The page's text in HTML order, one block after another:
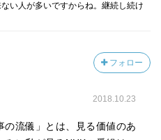
い人が多いですからね。継続し続け
フォロー
2018.10.23
流儀」とは、見る価値のあ